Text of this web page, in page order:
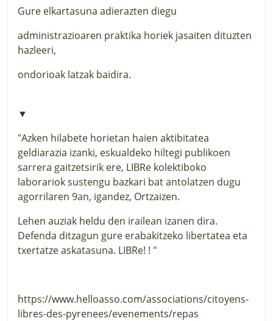
Gure elkartasuna adierazten diegu
administrazioaren praktika horiek jasaiten dituzten
hazleeri,
ondorioak latzak baidira.
▼
"Azken hilabete horietan haien aktibitatea
geldiarazia izanki, eskualdeko hiltegi publikoen
sarrera gaitzetsirik ere, LIBRe kolektiboko
laborariok sustengu bazkari bat antolatzen dugu
agorrilaren 9an, igandez, Ortzaizen.
Lehen auziak heldu den irailean izanen dira.
Defenda ditzagun gure erabakitzeko libertatea eta
txertatze askatasuna. LIBRe! ! "
https://www.helloasso.com/associations/citoyens-
libres-des-pyrenees/evenements/repas